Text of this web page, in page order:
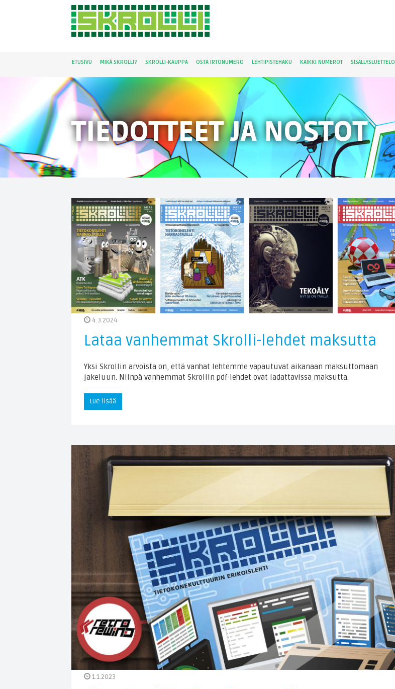
ETUSIVU MIKÄ SKROLLI? SKROLLI-KAUPPA OSTA IRTONUMERO LEHTIPISTEHAKU KAIKKI NUMEROT SISÄLLYSLUETTELO
TIEDOTTEET JA NOSTOT
4.3.2024
Lataa vanhemmat Skrolli-lehdet maksutta
Yksi Skrollin arvoista on, että vanhat lehtemme vapautuvat aikanaan maksuttomaan
jakeluun. Niinpä vanhemmat Skrollin pdf-lehdet ovat ladattavissa maksutta.
Lue lisää
1.1.2023